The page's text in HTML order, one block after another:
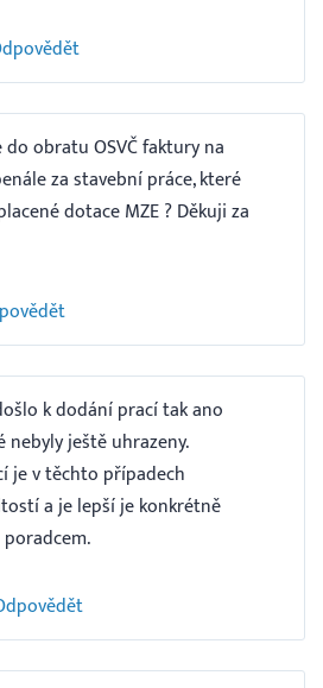
obratu OSVČ faktury na
za stavební práce, které
dotace MZE ? Děkuji za
k dodání prací tak ano
ještě uhrazeny.
je v těchto případech
a je lepší je konkrétně